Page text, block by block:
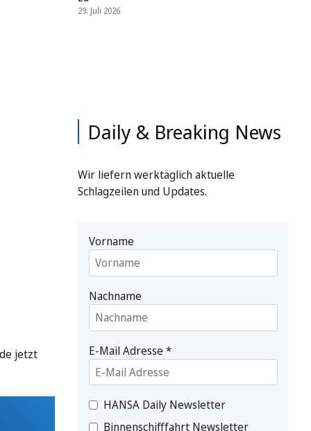
jetzt
29. Juli 2026
Daily & Breaking News
Wir liefern werktäglich aktuelle
Schlagzeilen und Updates.
Vorname
Nachname
E-Mail Adresse*
HANSA Daily Newsletter
Binnenschifffahrt Newsletter